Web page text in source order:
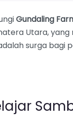
Gundaling
Utara,
surga bagi